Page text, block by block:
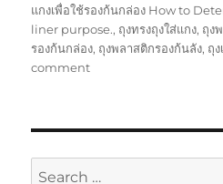
on
แกงเพื่อใช้รองก้นกล่อง How to
liner purpose., ถุงทรงถุงใส่แกง, ถุง
รองก้นกล่อง, ถุงพลาสติกรองก้นลัง, ถุ
commenton
แกง
Search